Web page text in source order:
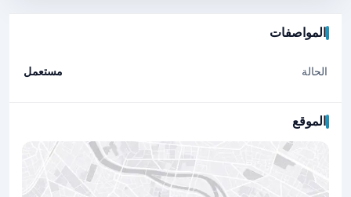
المواصفات
الحالة مستعمل
الموقع